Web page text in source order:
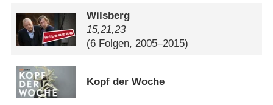
Wilsberg
15,21,23
(6 Folgen, 2005–2015)
Kopf der Woche